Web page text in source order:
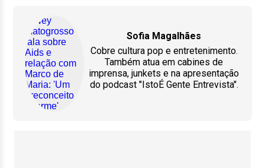
Sofia Magalhães
Cobre cultura pop e entretenimento.
Também atua em cabines de
imprensa, junkets e na apresentação
do podcast "IstoÉ Gente Entrevista".